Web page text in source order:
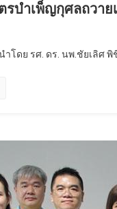
บำเพ็ญกุศลถวาย
โดย รศ. ดร. นพ.ชัยเลิศ พิ